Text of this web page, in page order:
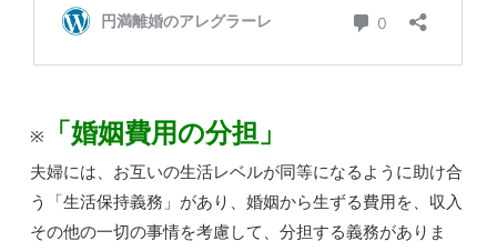
※ 「婚姻費用の分担」
夫婦には、お互いの生活レベルが同等になるように助け合
う「生活保持義務」があり、婚姻から生ずる費用を、収入
その他の一切の事情を考慮して、分担する義務がありま